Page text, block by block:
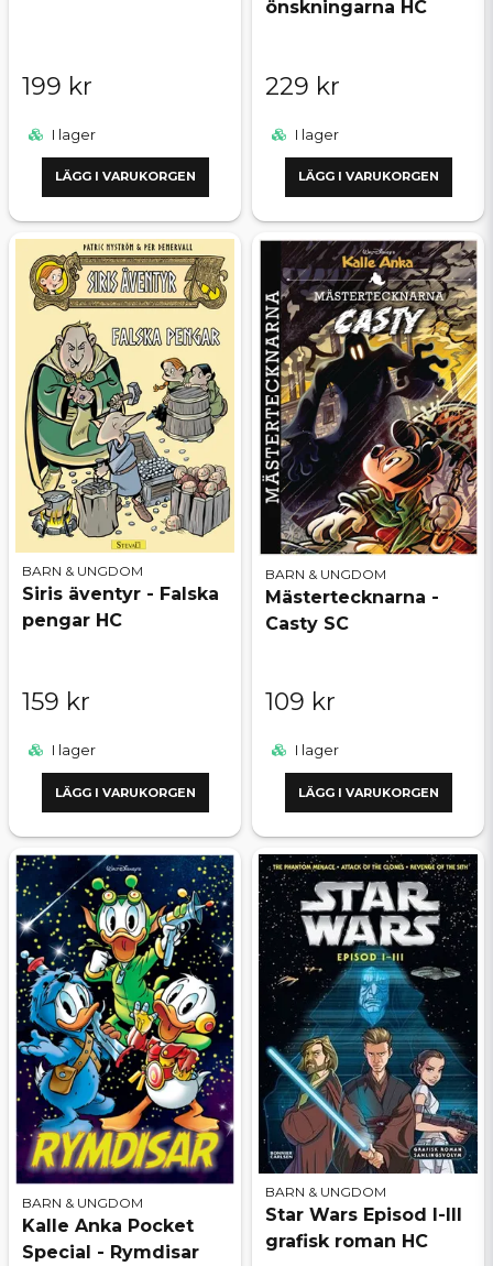
199 kr
I lager
LÄGG I VARUKORGEN
önskningarna HC
229 kr
I lager
LÄGG I VARUKORGEN
BARN & UNGDOM
Siris äventyr - Falska
pengar HC
159 kr
I lager
LÄGG I VARUKORGEN
BARN & UNGDOM
Mästertecknarna -
Casty SC
109 kr
I lager
LÄGG I VARUKORGEN
BARN & UNGDOM
Kalle Anka Pocket
Special - Rymdisar
BARN & UNGDOM
Star Wars Episod I-III
grafisk roman HC